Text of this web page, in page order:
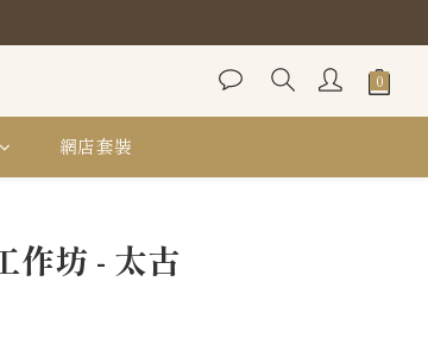
網店套裝
作坊 - 太古